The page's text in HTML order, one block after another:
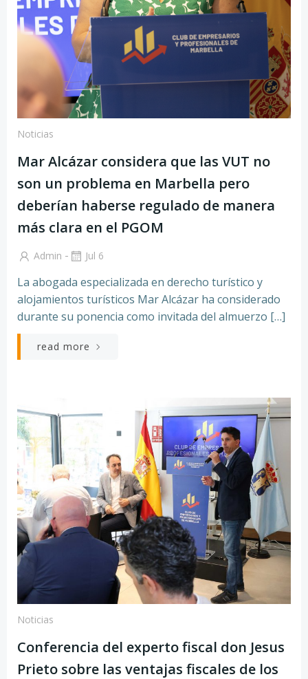
Noticias
Mar Alcázar considera que las VUT no
son un problema en Marbella pero
deberían haberse regulado de manera
más clara en el PGOM
Admin - Jul 6
La abogada especializada en derecho turístico y
alojamientos turísticos Mar Alcázar ha considerado
durante su ponencia como invitada del almuerzo […]
read more
Noticias
Conferencia del experto fiscal don Jesus
Prieto sobre las ventajas fiscales de los